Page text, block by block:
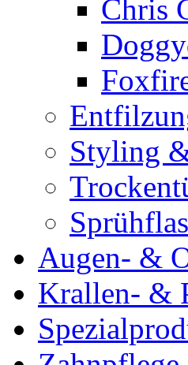
Chris
Styling
Augen- &
Krallen- &